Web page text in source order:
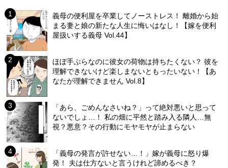
義母の便利屋を卒業してノーストレス！ 離婚から始
まる妻と娘の新たな人生に悔いはなし！【嫁を便利
屋扱いする義母 Vol.44】
ほぼ手ぶらなのに彼女の荷物は持ちたくない？ 彼を
理解できないけど楽しまないともったいない！【あ
なたが理解できません Vol.8】
「あら、ごめんなさいね？」って絶対悪いと思って
ないでしょ…！ 私の畑に平然と踏み入る隣人…無
視？悪意？その行動にモヤモヤが止まらない
「義母の発言が許せない…！」嫁が義母に怒り爆
発！ 夫は仕方ないと言うけれど諦めるべき？